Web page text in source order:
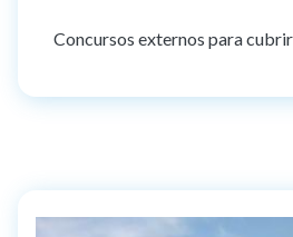
Concursos externos para cubrir